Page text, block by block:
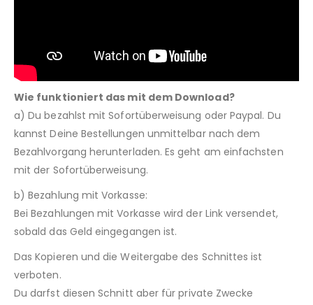
Wie funktioniert das mit dem Download?
a) Du bezahlst mit Sofortüberweisung oder Paypal. Du
kannst Deine Bestellungen unmittelbar nach dem
Bezahlvorgang herunterladen. Es geht am einfachsten
mit der Sofortüberweisung.
b) Bezahlung mit Vorkasse:
Bei Bezahlungen mit Vorkasse wird der Link versendet,
sobald das Geld eingegangen ist.
Das Kopieren und die Weitergabe des Schnittes ist
verboten.
Du darfst diesen Schnitt aber für private Zwecke